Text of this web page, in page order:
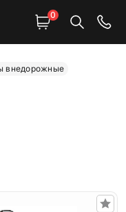
0
внедорожные